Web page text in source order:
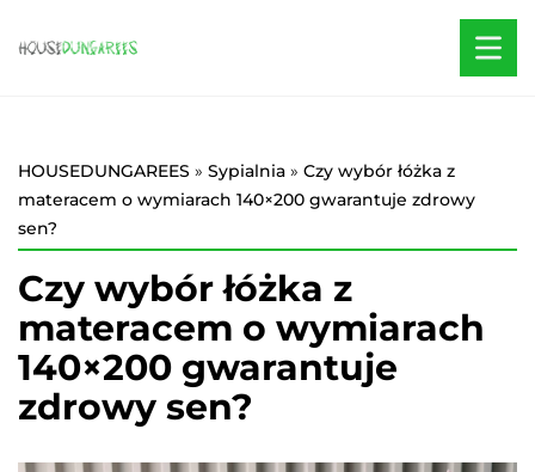
HOUSEDUNGAREES » Sypialnia » Czy wybór łóżka z
materacem o wymiarach 140×200 gwarantuje zdrowy
sen?
Czy wybór łóżka z
materacem o wymiarach
140×200 gwarantuje
zdrowy sen?